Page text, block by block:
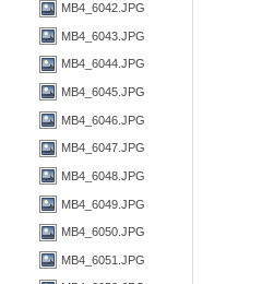
MB4_6042.JPG
MB4_6043.JPG
MB4_6044.JPG
MB4_6045.JPG
MB4_6046.JPG
MB4_6047.JPG
MB4_6048.JPG
MB4_6049.JPG
MB4_6050.JPG
MB4_6051.JPG